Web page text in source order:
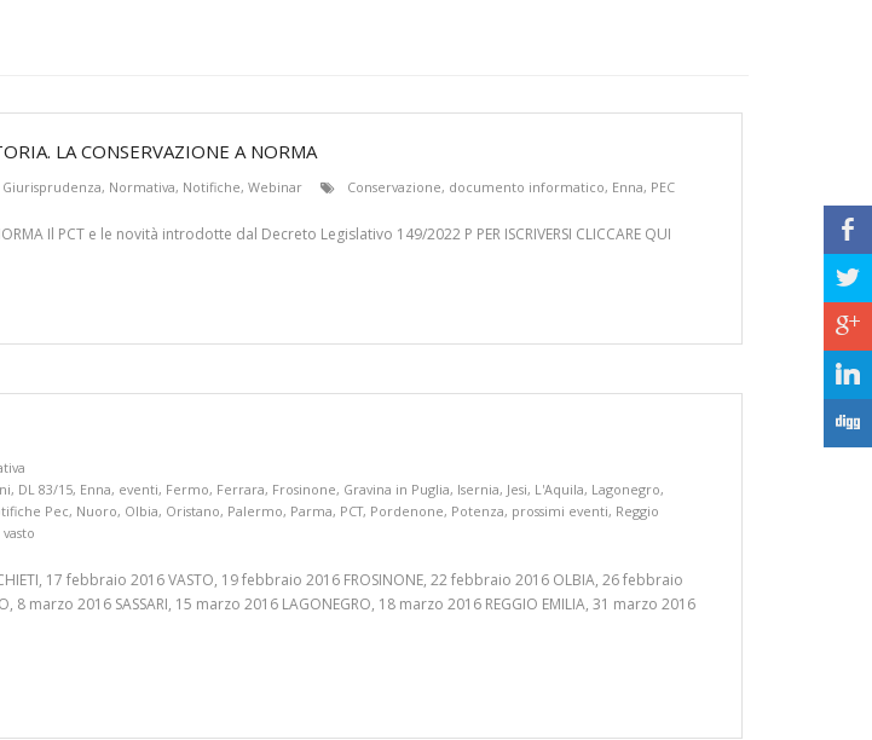
LA CONSERVAZIONE A NORMA
Giurisprudenza, Normativa, Notifiche, Webinar Conservazione, documento informatico, Enna, PEC
Il PCT e le novità introdotte dal Decreto Legislativo 149/2022 P PER ISCRIVERSI CLICCARE QUI
, DL 83/15, Enna, eventi, Fermo, Ferrara, Frosinone, Gravina in Puglia, Isernia, Jesi, L'Aquila, Lagonegro,
Pec, Nuoro, Olbia, Oristano, Palermo, Parma, PCT, Pordenone, Potenza, prossimi eventi, Reggio
vasto
CHIETI, 17 febbraio 2016 VASTO, 19 febbraio 2016 FROSINONE, 22 febbraio 2016 OLBIA, 26 febbraio
marzo 2016 SASSARI, 15 marzo 2016 LAGONEGRO, 18 marzo 2016 REGGIO EMILIA, 31 marzo 2016
b
a
c
j
F